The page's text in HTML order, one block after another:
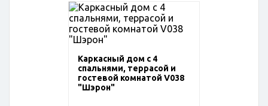
Каркасный дом с 4
спальнями, террасой и
гостевой комнатой V038
"Шэрон"